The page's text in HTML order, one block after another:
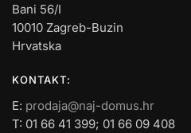
Bani 56/I
10010 Zagreb-Buzin
Hrvatska
KONTAKT:
E: prodaja@naj-domus.hr
T: 01 66 41 399; 01 66 09 408